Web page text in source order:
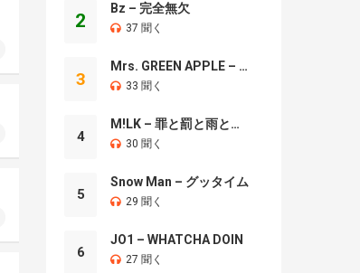
2
Bz – 完全無欠
37 聞く
3
Mrs. GREEN APPLE – Brand New
33 聞く
4
M!LK – 罪と罰と雨とキス
30 聞く
5
Snow Man – グッタイム
29 聞く
6
JO1 – WHATCHA DOIN
27 聞く